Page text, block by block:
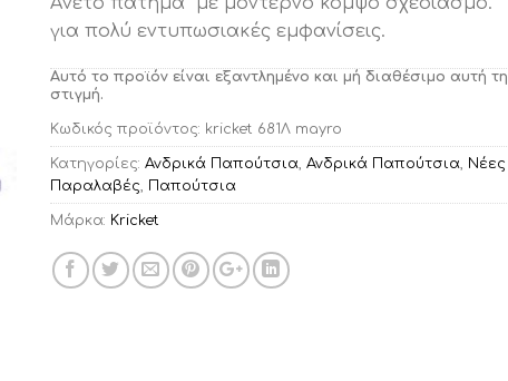
για πολύ εντυπωσιακές εμφανίσεις.
Αυτό το προϊόν είναι εξαντλημένο και μή διαθέσιμο αυτή τη
στιγμή.
Κωδικός προϊόντος: kricket 681Λ mayro
Κατηγορίες: Ανδρικά Παπούτσια, Ανδρικά Παπούτσια, Νέες
Παραλαβές, Παπούτσια
Μάρκα: Kricket